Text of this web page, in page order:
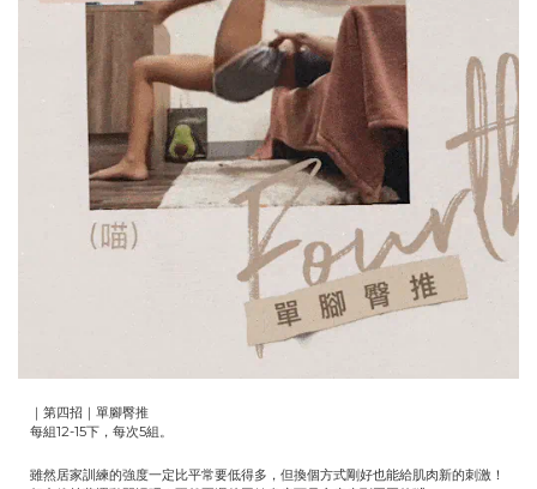
｜第四招｜單腳臀推
每組12-15下，每次5組。
雖然居家訓練的強度一定比平常要低得多，但換個方式剛好也能給肌肉新的刺激！